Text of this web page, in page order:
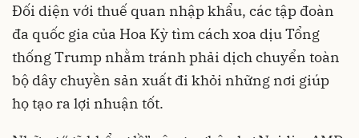
Đối diện với thuế quan nhập khẩu, các tập đoàn
đa quốc gia của Hoa Kỳ tìm cách xoa dịu Tổng
thống Trump nhằm tránh phải dịch chuyển toàn
bộ dây chuyền sản xuất đi khỏi những nơi giúp
họ tạo ra lợi nhuận tốt.